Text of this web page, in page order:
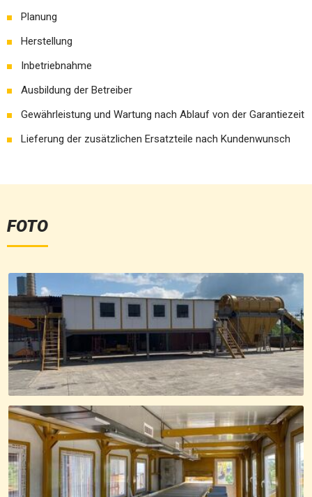
Planung
Herstellung
Inbetriebnahme
Ausbildung der Betreiber
Gewährleistung und Wartung nach Ablauf von der Garantiezeit
Lieferung der zusätzlichen Ersatzteile nach Kundenwunsch
FOTO